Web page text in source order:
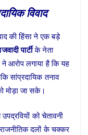
विवाद
की हिंसा ने एक बड़े
पार्टीके नेता
आरोप लगाया है कि यह
सांप्रदायिक तनाव
मोड़ा जा सके।
को चेतावनी
दलों के चक्कर